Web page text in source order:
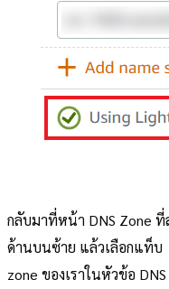
กลับมาที่หน้า DNS Zone ที่
ด้านบนซ้าย แล้วเลือกแท็บ
zone ของเราในหัวข้อ